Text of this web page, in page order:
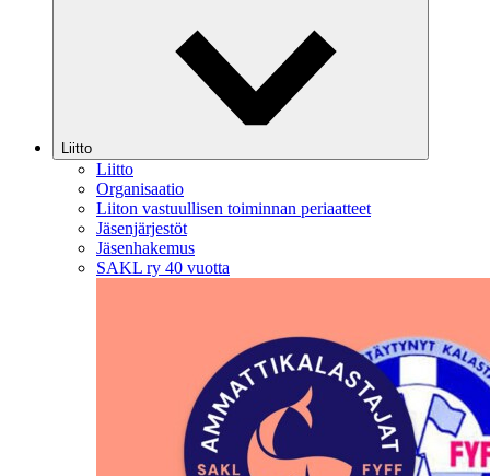
Liitto
Liitto
Organisaatio
Liiton vastuullisen toiminnan periaatteet
Jäsenjärjestöt
Jäsenhakemus
SAKL ry 40 vuotta